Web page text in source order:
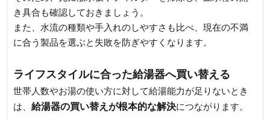
き具合も確認しておきましょう。
また、水流の種類や手入れのしやすさも比べ、現在の不満
に合う製品を選ぶと失敗を防ぎやすくなります。
ライフスタイルに合った給湯器へ買い替える
世帯人数やお湯の使い方に対して給湯能力が足りないとき
は、給湯器の買い替えが根本的な解決につながります。